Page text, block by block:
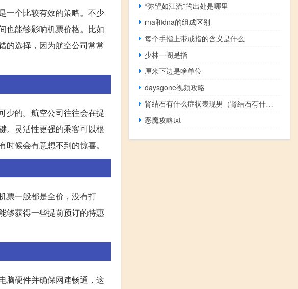
一个比较有效的策略。不少
也能够影响机票价格。比如
的选择，因为航空公司常常
少的。航空公司往往会在提
。灵活性更强的乘客可以根
候会有意想不到的惊喜。
票一般都是全价，没有打
够获得一些提前预订的特惠
脑硬件并确保网速畅通，这
“弥望如江流”的出处是哪里
rna和dna的组成区别
每个手指上带戒指的含义是什么
少林一阁是指
厘米下边是啥单位
daysgone视频攻略
肾结石有什么症状表现男（肾结石有什么症状表现）
恶魔攻略txt